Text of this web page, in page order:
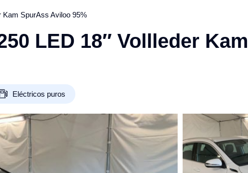
Kam SpurAss Aviloo 95%
LED 18″ Vollleder Kam
Eléctricos puros